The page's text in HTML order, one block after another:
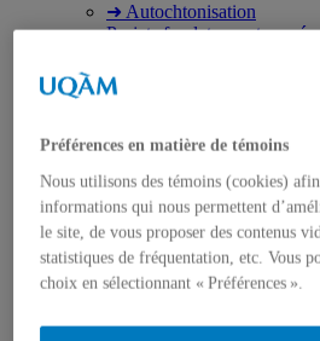
➜ Autochtonisation
Projets fondateurs et passés
Revue ERE
Publications des membres
Thèses et mémoires
Cours et programmes de
Place aux étudiant.e.s
Ressources en ERE
Engagement écosocial
Vers une Stratégie
Contributions aux débats
Préférences en matière de témoins
Nous utilisons des témoins (cookies)
informations qui nous permettent
le site, de vous proposer des contenus
statistiques de fréquentation, etc. Vous
choix en sélectionnant « Préférences ».